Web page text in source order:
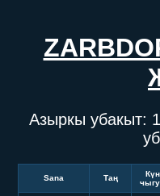
Азыркы убакыт:
Sana Таң
Күн